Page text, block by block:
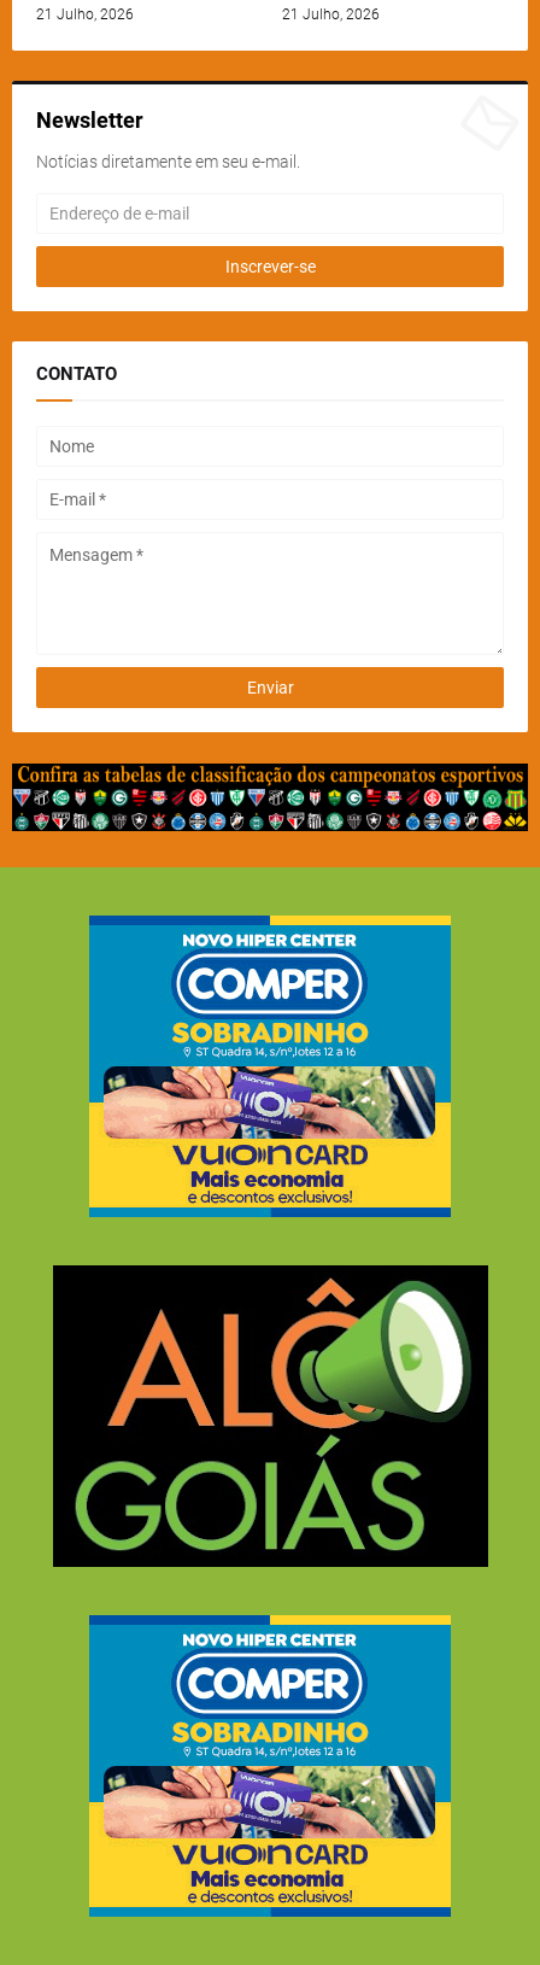
21 Julho, 2026 21 Julho, 2026
Newsletter
Notícias diretamente em seu e-mail.
CONTATO